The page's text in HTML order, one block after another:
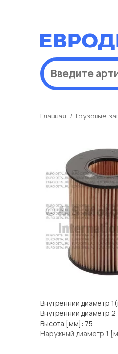
Главная Грузовые
Внутренний диаметр
Внутренний диаметр
Высота [мм]: 75
Наружный диаметр 1